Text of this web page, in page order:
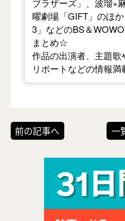
ブラザーズ」、波瑠×
曜劇場「GIFT」のほ
3」などのBS＆
まとめ☆
作品の出演者、主題
リポートなどの情報満
前の記事へ 一